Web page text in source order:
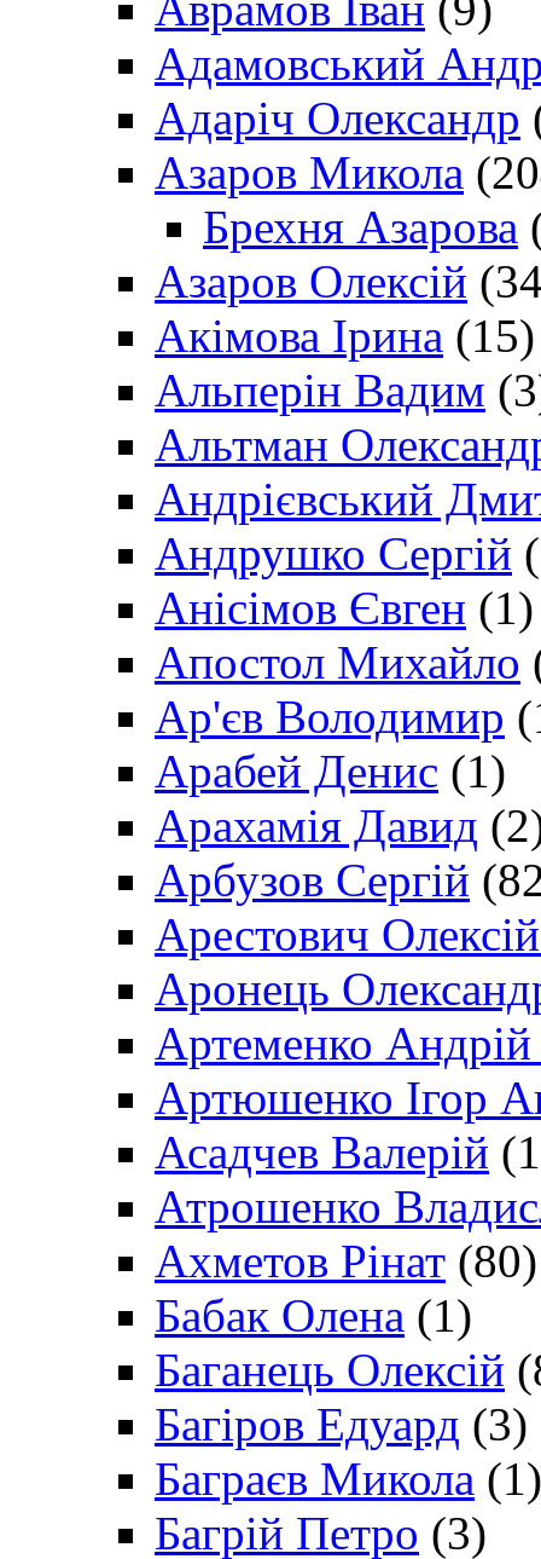
Адамовський
Адаріч Олександр
Азаров Микола
Брехня Азарова
Азаров Олексій
Акімова Ірина (15)
Альперін Вадим
Альтман
Андрієвський
Андрушко Сергій
Анісімов Євген (1)
Апостол Михайло
Ар'єв Володимир
Арабей Денис (1)
Арахамія Давид
Арбузов Сергій
Арестович
Аронець
Артеменко Андрій
Артюшенко Ігор
Асадчев Валерій
Атрошенко
Ахметов Рінат (80)
Бабак Олена (1)
Баганець Олексій
Багіров Едуард (3)
Баграєв Микола (1)
Багрій Петро (3)